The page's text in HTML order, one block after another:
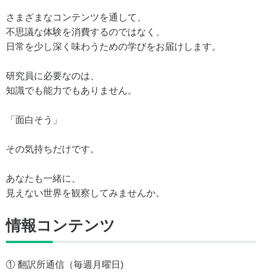
さまざまなコンテンツを通して、
不思議な体験を消費するのではなく、
日常を少し深く味わうための学びをお届けします。
研究員に必要なのは、
知識でも能力でもありません。
「面白そう」
その気持ちだけです。
あなたも一緒に、
見えない世界を観察してみませんか。
情報コンテンツ
① 翻訳所通信（毎週月曜日)